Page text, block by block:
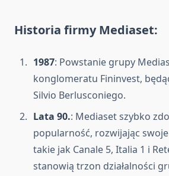
Historia firmy Mediaset:
1987: Powstanie grupy
konglomeratu Fininvest,
Silvio Berlusconiego.
Lata 90.: Mediaset szybko
popularność, rozwijając
takie jak Canale 5, Italia 1 i
stanowią trzon działalności